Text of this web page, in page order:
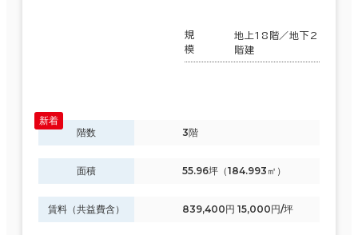
規
模
地上18階／地下2
階建
階数 3階
面積 55.96坪（184.993㎡）
賃料（共益費含） 839,400円 15,000円/坪
賃料選択（共益費含）
駅徒歩